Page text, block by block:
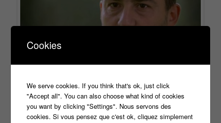
Cookies
We serve cookies. If you think that's ok, just click
"Accept all". You can also choose what kind of cookies
you want by clicking "Settings". Nous servons des
cookies. Si vous pensez que c'est ok, cliquez simplement